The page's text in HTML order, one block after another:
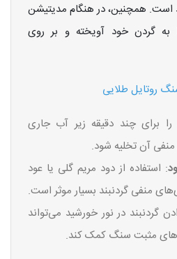
است. همچنین، در هنگام مدیتیشن
به گردن خود آویخته و بر روی
روتایل طلایی
را برای چند دقیقه زیر آب جاری
منفی آن تخلیه شود.
: استفاده از دود مریم گلی یا عود
منفی گردنبند بسیار موثر است.
گردنبند در نور خورشید می‌تواند
مثبت سنگ کمک کند.